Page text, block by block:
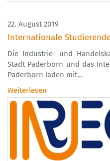
22. August 2019
Internationale
Die Industrie- und
Stadt Paderborn und das
Paderborn laden mit…
Weiterlesen